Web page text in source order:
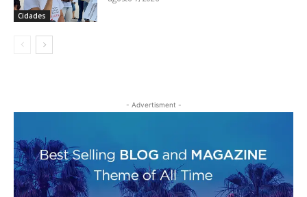
Cidades
- Advertisment -